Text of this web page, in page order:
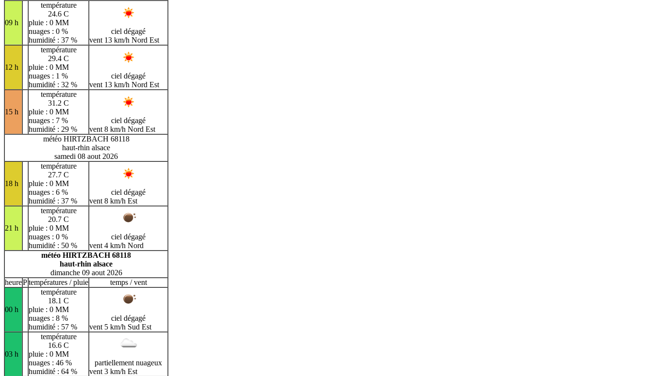
09 h
température
24.6 C
pluie : 0 MM
nuages : 0 %
humidité : 37 %
ciel dégagé
vent 13 km/h Nord Est
12 h
température
29.4 C
pluie : 0 MM
nuages : 1 %
humidité : 32 %
ciel dégagé
vent 13 km/h Nord Est
15 h
température
31.2 C
pluie : 0 MM
nuages : 7 %
humidité : 29 %
ciel dégagé
vent 8 km/h Nord Est
météo HIRTZBACH 68118
haut-rhin alsace
samedi 08 aout 2026
18 h
température
27.7 C
pluie : 0 MM
nuages : 6 %
humidité : 37 %
ciel dégagé
vent 8 km/h Est
21 h
température
20.7 C
pluie : 0 MM
nuages : 0 %
humidité : 50 %
ciel dégagé
vent 4 km/h Nord
météo HIRTZBACH 68118
haut-rhin alsace
dimanche 09 aout 2026
heurePtempératures / pluie temps / vent
00 h
température
18.1 C
pluie : 0 MM
nuages : 8 %
humidité : 57 %
ciel dégagé
vent 5 km/h Sud Est
03 h
température
16.6 C
pluie : 0 MM
nuages : 46 %
humidité : 64 %
partiellement nuageux
vent 3 km/h Est